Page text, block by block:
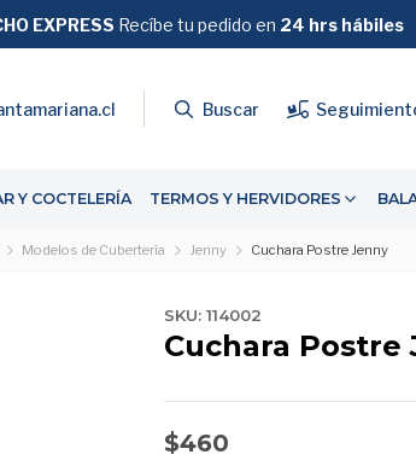
Buscar
Y COCTELERÍA TERMOS Y HERVIDORES
SOBRE $39.990
EXPRESS Recíbe tu pedido en 24 hrs hábiles
Modelos de Cubertería Jenny Cuchara Postre Jenny
SKU: 114002
Cuchara Postre
$460